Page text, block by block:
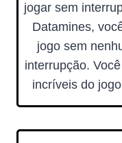
jogar sem
Datamines,
jogo sem
interrupção.
incríveis do